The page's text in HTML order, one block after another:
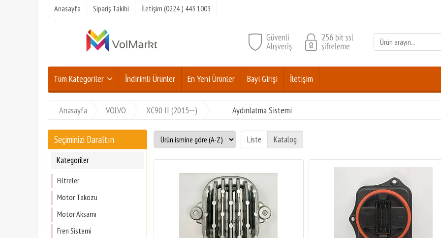
Anasayfa Sipariş Takibi İletişim (0224 ) 443 1003
Tüm Kategoriler İndirimli Ürünler En Yeni Ürünler Bayi Girişi İletişim
Anasayfa VOLVO XC90 II (2015--) Aydınlatma Sistemi
Seçiminizi Daraltın
Kategoriler
Filtreler
Motor Takozu
Motor Aksamı
Fren Sistemi